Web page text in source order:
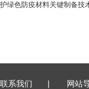
护绿色防疫材料关键制备技
联系我们 网站